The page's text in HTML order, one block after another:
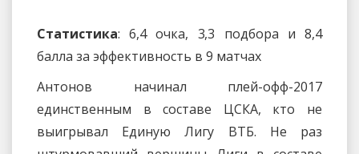
Статистика: 6,4 очка, 3,3 подбора и 8,4
балла за эффективность в 9 матчах
Антонов начинал плей-офф-2017
единственным в составе ЦСКА, кто не
выигрывал Единую Лигу ВТБ. Не раз